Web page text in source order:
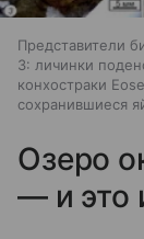
Представители
3: личинки
конхостраки
сохранившиеся
Озеро
— и это